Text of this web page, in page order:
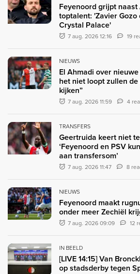
Feyenoord grijpt
toptalent: 'Zavier
Crystal Palace'
7 aug. 2026 12:16 19
NIEUWS
El Ahmadi over
het niet loopt zullen
kijken”
7 aug. 2026 11:59 4
TRANSFERS
Geertruida keert niet
‘Feyenoord en PSV
aan transfersom’
7 aug. 2026 11:47 8
NIEUWS
Feyenoord maakt
onder meer Zechiël
7 aug. 2026 09:09 12
IN BEELD
[LIVE 14:15] Van
op stadsderby tegen